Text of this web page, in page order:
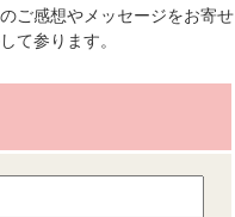
ご感想やメッセージをお寄せ
て参ります。